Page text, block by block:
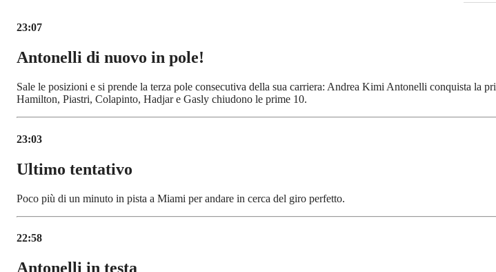
23:07
Antonelli di nuovo in pole!
Sale le posizioni e si prende la terza pole consecutiva della sua carriera: Andrea Kimi Antonelli conquista la
Hamilton, Piastri, Colapinto, Hadjar e Gasly chiudono le prime 10.
23:03
Ultimo tentativo
Poco più di un minuto in pista a Miami per andare in cerca del giro perfetto.
22:58
Antonelli in testa